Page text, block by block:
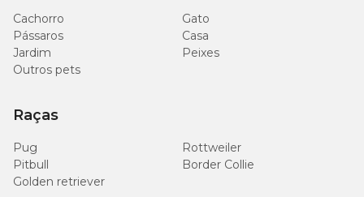
Cachorro
Gato
Pássaros
Casa
Jardim
Peixes
Outros pets
Raças
Pug
Rottweiler
Pitbull
Border Collie
Golden retriever